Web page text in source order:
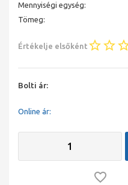
Mennyiségi egység:
Tömeg:
Értékelje elsőként
Bolti ár:
Online ár: